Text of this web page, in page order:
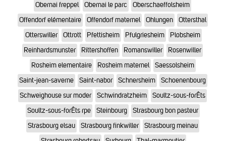
Obernai freppel
Obernai le parc
Oberschaeffolsheim
Offendorf elémentaire
Offendorf maternel Ohlungen
Ottersthal
Otterswiller
Ottrott Pfettisheim Pfulgriesheim
Plobsheim
Reinhardsmunster
Rittershoffen Romanswiller
Rosenwiller
Rosheim elementaire
Rosheim maternel
Saessolsheim
Saint-jean-saverne
Saint-nabor Schnersheim
Schoenenbourg
Schweighouse sur moder
Schwindratzheim
Soultz-sous-forÊts
Soultz-sous-forÊts rpe
Steinbourg
Strasbourg bon pasteur
Strasbourg elsau
Strasbourg finkwiller
Strasbourg meinau